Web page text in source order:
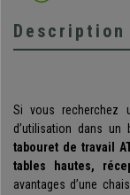
Description
Si vous recherchez
d’utilisation dans
tabouret de travail
tables hautes,
avantages d’une